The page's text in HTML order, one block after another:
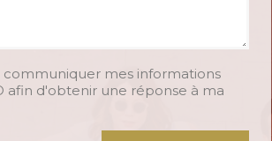
mes informations
afin d'obtenir une réponse à ma